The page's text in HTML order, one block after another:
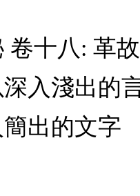
卷十八: 革
入淺出的
出的文字